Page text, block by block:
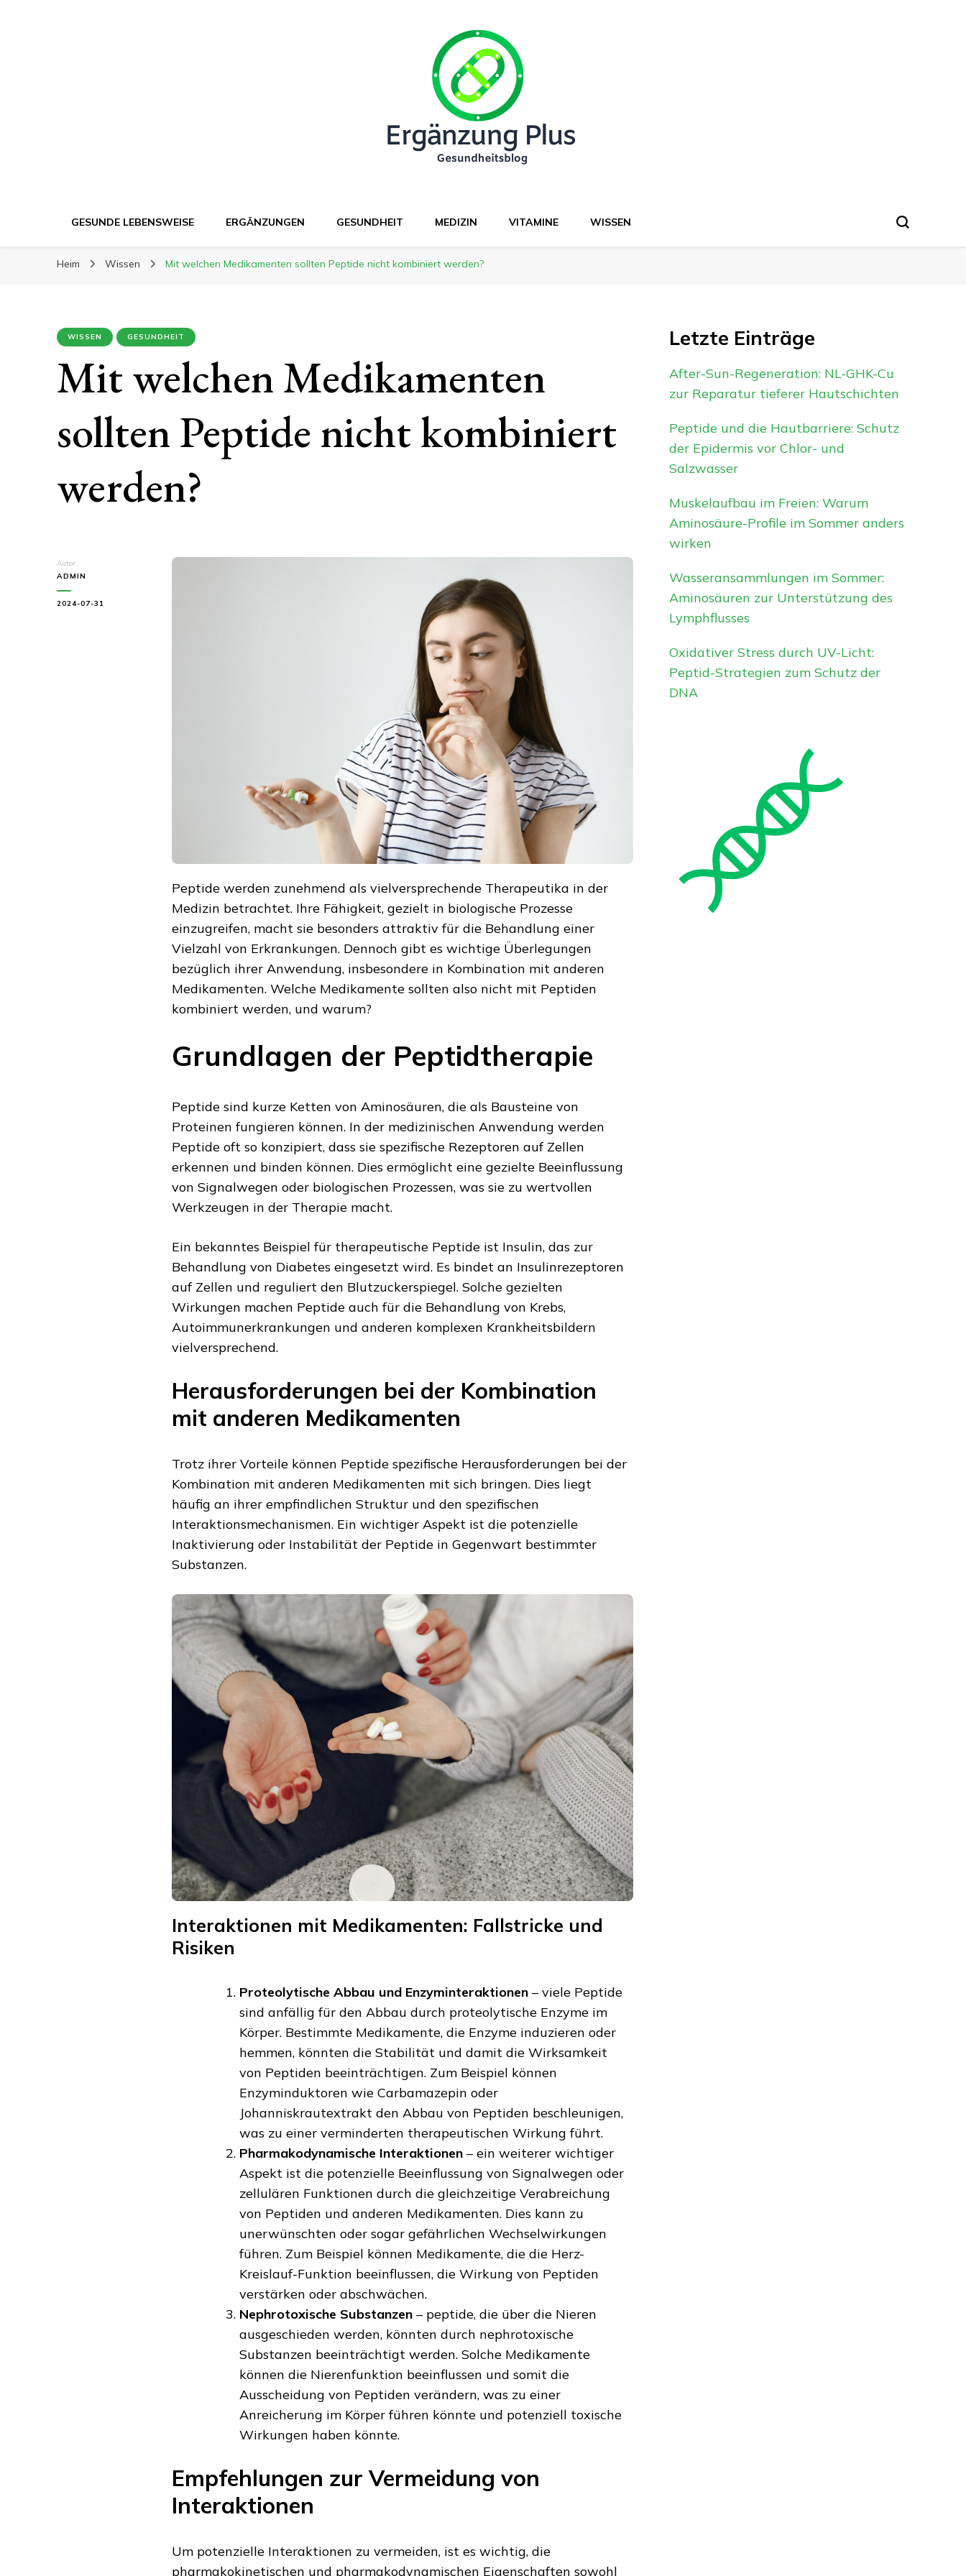
Ergänzung Plus
GESUNDE LEBENSWEISE ERGÄNZUNGEN GESUNDHEIT MEDIZIN VITAMINE WISSEN
Heim Wissen Mit welchen Medikamenten sollten Peptide nicht kombiniert werden?
WISSEN GESUNDHEIT
Mit welchen Medikamenten
sollten Peptide nicht kombiniert
werden?
Autor:
ADMIN
2024-07-31
Peptide werden zunehmend als vielversprechende Therapeutika in der
Medizin betrachtet. Ihre Fähigkeit, gezielt in biologische Prozesse
einzugreifen, macht sie besonders attraktiv für die Behandlung einer
Vielzahl von Erkrankungen. Dennoch gibt es wichtige Überlegungen
bezüglich ihrer Anwendung, insbesondere in Kombination mit anderen
Medikamenten. Welche Medikamente sollten also nicht mit Peptiden
kombiniert werden, und warum?
Grundlagen der Peptidtherapie
Peptide sind kurze Ketten von Aminosäuren, die als Bausteine von
Proteinen fungieren können. In der medizinischen Anwendung werden
Peptide oft so konzipiert, dass sie spezifische Rezeptoren auf Zellen
erkennen und binden können. Dies ermöglicht eine gezielte Beeinflussung
von Signalwegen oder biologischen Prozessen, was sie zu wertvollen
Werkzeugen in der Therapie macht.
Ein bekanntes Beispiel für therapeutische Peptide ist Insulin, das zur
Behandlung von Diabetes eingesetzt wird. Es bindet an Insulinrezeptoren
auf Zellen und reguliert den Blutzuckerspiegel. Solche gezielten
Wirkungen machen Peptide auch für die Behandlung von Krebs,
Autoimmunerkrankungen und anderen komplexen Krankheitsbildern
vielversprechend.
Herausforderungen bei der Kombination
mit anderen Medikamenten
Trotz ihrer Vorteile können Peptide spezifische Herausforderungen bei der
Kombination mit anderen Medikamenten mit sich bringen. Dies liegt
häufig an ihrer empfindlichen Struktur und den spezifischen
Interaktionsmechanismen. Ein wichtiger Aspekt ist die potenzielle
Inaktivierung oder Instabilität der Peptide in Gegenwart bestimmter
Substanzen.
Interaktionen mit Medikamenten: Fallstricke und
Risiken
Proteolytische Abbau und Enzyminteraktionen – viele Peptide
sind anfällig für den Abbau durch proteolytische Enzyme im
Körper. Bestimmte Medikamente, die Enzyme induzieren oder
hemmen, könnten die Stabilität und damit die Wirksamkeit
von Peptiden beeinträchtigen. Zum Beispiel können
Enzyminduktoren wie Carbamazepin oder
Johanniskrautextrakt den Abbau von Peptiden beschleunigen,
was zu einer verminderten therapeutischen Wirkung führt.
Pharmakodynamische Interaktionen – ein weiterer wichtiger
Aspekt ist die potenzielle Beeinflussung von Signalwegen oder
zellulären Funktionen durch die gleichzeitige Verabreichung
von Peptiden und anderen Medikamenten. Dies kann zu
unerwünschten oder sogar gefährlichen Wechselwirkungen
führen. Zum Beispiel können Medikamente, die die Herz-
Kreislauf-Funktion beeinflussen, die Wirkung von Peptiden
verstärken oder abschwächen.
Nephrotoxische Substanzen – peptide, die über die Nieren
ausgeschieden werden, könnten durch nephrotoxische
Substanzen beeinträchtigt werden. Solche Medikamente
können die Nierenfunktion beeinflussen und somit die
Ausscheidung von Peptiden verändern, was zu einer
Anreicherung im Körper führen könnte und potenziell toxische
Wirkungen haben könnte.
Empfehlungen zur Vermeidung von
Interaktionen
Um potenzielle Interaktionen zu vermeiden, ist es wichtig, die
pharmakokinetischen und pharmakodynamischen Eigenschaften sowohl
Letzte Einträge
After-Sun-Regeneration: NL-GHK-Cu
zur Reparatur tieferer Hautschichten
Peptide und die Hautbarriere: Schutz
der Epidermis vor Chlor- und
Salzwasser
Muskelaufbau im Freien: Warum
Aminosäure-Profile im Sommer anders
wirken
Wasseransammlungen im Sommer:
Aminosäuren zur Unterstützung des
Lymphflusses
Oxidativer Stress durch UV-Licht:
Peptid-Strategien zum Schutz der
DNA